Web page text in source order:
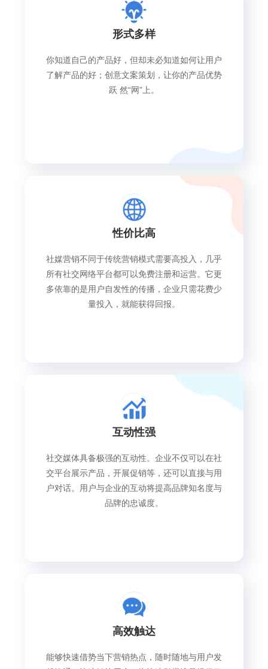
形式多样
你知道自己的产品好，但却未必知道如何让用户
了解产品的好；创意文案策划，让你的产品优势
跃 然“网”上。
性价比高
社媒营销不同于传统营销模式需要高投入，几乎
所有社交网络平台都可以免费注册和运营。它更
多依靠的是用户自发性的传播，企业只需花费少
量投入，就能获得回报。
互动性强
社交媒体具备极强的互动性。企业不仅可以在社
交平台展示产品，开展促销等，还可以直接与用
户对话。用户与企业的互动将提高品牌知名度与
品牌的忠诚度。
高效触达
能够快速借势当下营销热点，随时随地与用户发